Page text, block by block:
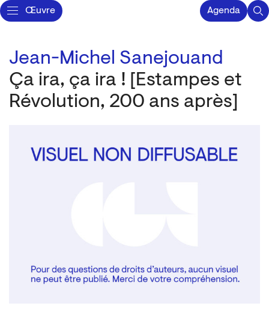
Œuvre Agenda
Jean-Michel Sanejouand
Ça ira, ça ira ! [Estampes et
Révolution, 200 ans après]